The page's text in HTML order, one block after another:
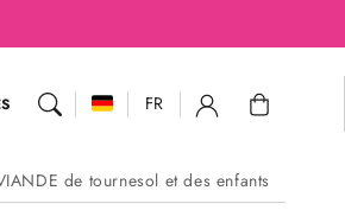
FR Panier
de tournesol et des enfants